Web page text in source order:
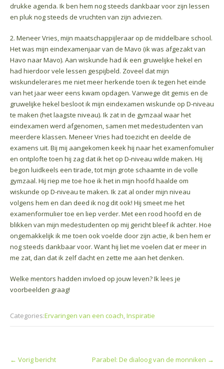
drukke agenda. Ik ben hem nog steeds dankbaar voor zijn lessen
en pluk nog steeds de vruchten van zijn adviezen.
2. Meneer Vries, mijn maatschappijleraar op de middelbare school.
Het was mijn eindexamenjaar van de Mavo (ik was afgezakt van
Havo naar Mavo). Aan wiskunde had ik een gruwelijke hekel en
had hierdoor vele lessen gespijbeld. Zoveel dat mijn
wiskundelerares me niet meer herkende toen ik tegen het einde
van het jaar weer eens kwam opdagen. Vanwege dit gemis en de
gruwelijke hekel besloot ik mijn eindexamen wiskunde op D-niveau
te maken (het laagste niveau). Ik zat in de gymzaal waar het
eindexamen werd afgenomen, samen met medestudenten van
meerdere klassen. Meneer Vries had toezicht en deelde de
examens uit. Bij mij aangekomen keek hij naar het examenfomulier
en ontplofte toen hij zag dat ik het op D-niveau wilde maken. Hij
begon luidkeels een tirade, tot mijn grote schaamte in de volle
gymzaal. Hij riep me toe hoe ik het in mijn hoofd haalde om
wiskunde op D-niveau te maken. Ik zat al onder mijn niveau
volgens hem en dan deed ik nog dit ook! Hij smeet me het
examenformulier toe en liep verder. Met een rood hoofd en de
blikken van mijn medestudenten op mij gericht bleef ik achter. Hoe
ongemakkelijk ik me toen ook voelde door zijn actie, ik ben hem er
nog steeds dankbaar voor. Want hij liet me voelen dat er meer in
me zat, dan dat ik zelf dacht en zette me aan het denken.
Welke mentors hadden invloed op jouw leven? Ik lees je
voorbeelden graag!
Categories:Ervaringen van een coach Inspiratie
navigation
← Vorig bericht Parabel: De dialoog van de monniken →